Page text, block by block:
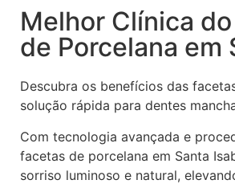
Melhor Clínica
de Porcelana em
Descubra os benefícios das
solução rápida para dentes
Com tecnologia avançada e
facetas de porcelana em Santa
sorriso luminoso e natural,